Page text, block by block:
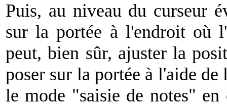
Puis, au niveau du curseur
sur la portée à l'endroit où
peut, bien sûr, ajuster la
poser sur la portée à l'aide
le mode "saisie de notes"